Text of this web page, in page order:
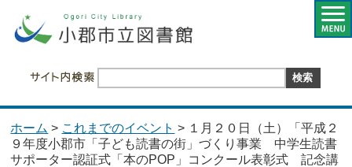
ホーム > これまでのイベント > １月２０日（土）「平成２
９年度小郡市「子ども読書の街」づくり事業 中学生読書
サポーター認証式「本のPOP」コンクール表彰式 記念講